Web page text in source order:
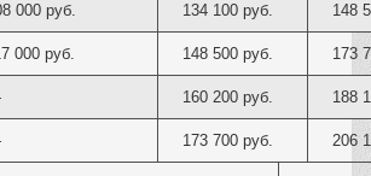
000 руб. 134 100 руб. 148
000 руб. 148 500 руб. 173
160 200 руб. 188
173 700 руб. 206